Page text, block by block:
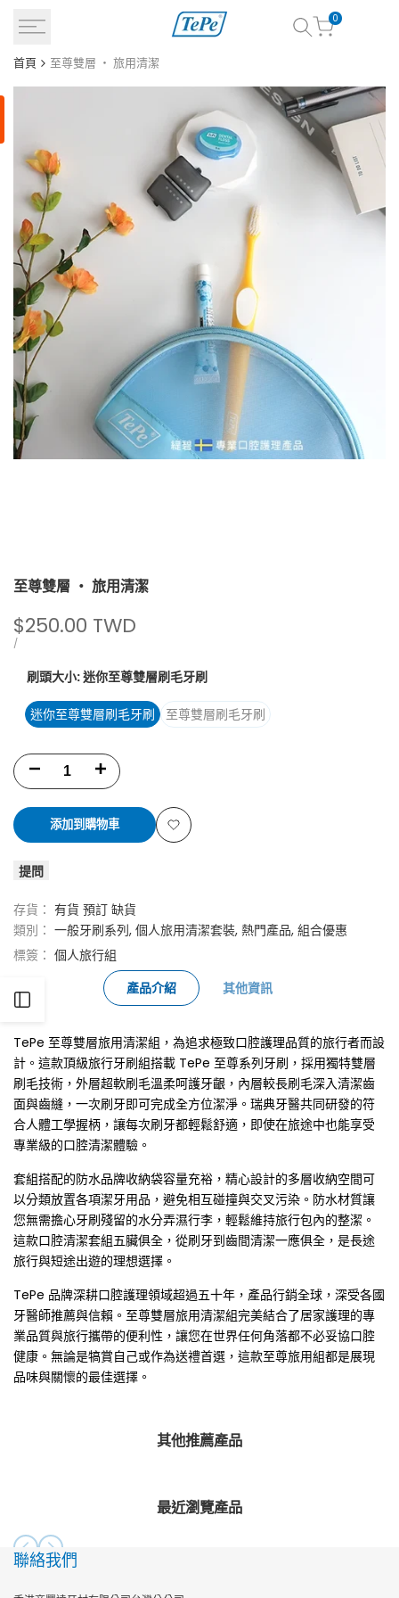
0
首頁 至尊雙層 ‧ 旅用清潔
開
側
邊
欄
至尊雙層 ‧ 旅用清潔
促
銷
價
$250.00 TWD
單/每
刷頭大小:迷你至尊雙層刷毛牙刷
迷你至尊雙層刷毛牙刷 至尊雙層刷毛牙刷
減
尊
雙
層
旅
用
清
潔
的
數
增
雙
層
用
清
潔
的
數
添加到購物車
添
願
單
提問
存貨： 有貨 預訂 缺貨
類別： 一般牙刷系列 個人旅用清潔套裝 熱門產品 組合優惠
標簽： 個人旅行組
產品介紹 其他資訊
TePe 至尊雙層旅用清潔組，為追求極致口腔護理品質的旅行者而設
計。這款頂級旅行牙刷組搭載 TePe 至尊系列牙刷，採用獨特雙層
刷毛技術，外層超軟刷毛溫柔呵護牙齦，內層較長刷毛深入清潔齒
面與齒縫，一次刷牙即可完成全方位潔淨。瑞典牙醫共同研發的符
合人體工學握柄，讓每次刷牙都輕鬆舒適，即使在旅途中也能享受
專業級的口腔清潔體驗。
套組搭配的防水品牌收納袋容量充裕，精心設計的多層收納空間可
以分類放置各項潔牙用品，避免相互碰撞與交叉污染。防水材質讓
您無需擔心牙刷殘留的水分弄濕行李，輕鬆維持旅行包內的整潔。
這款口腔清潔套組五臟俱全，從刷牙到齒間清潔一應俱全，是長途
旅行與短途出遊的理想選擇。
TePe 品牌深耕口腔護理領域超過五十年，產品行銷全球，深受各國
牙醫師推薦與信賴。至尊雙層旅用清潔組完美結合了居家護理的專
業品質與旅行攜帶的便利性，讓您在世界任何角落都不必妥協口腔
健康。無論是犒賞自己或作為送禮首選，這款至尊旅用組都是展現
品味與關懷的最佳選擇。
其他推薦產品
最近瀏覽產品
聯絡我們